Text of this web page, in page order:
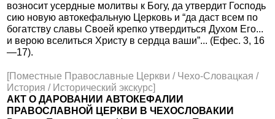
возносит усердные молитвы к Богу, да утвердит Господь
сию новую автокефальную Церковь и “да даст всем по
богатству славы Своей крепко утвердиться Духом Его...
и верою вселиться Христу в сердца ваши”... (Ефес. 3, 16
—17).
[Поместные Православные Церкви / Чехо-Словацкая /
История / Исторический экскурс]
АКТ О ДАРОВАНИИ АВТОКЕФАЛИИ
ПРАВОСЛАВНОЙ ЦЕРКВИ В ЧЕХОСЛОВАКИИ